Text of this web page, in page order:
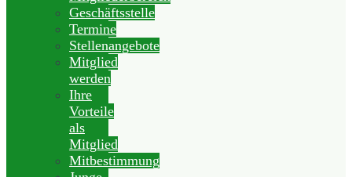
Geschäftsstelle
Termine
Stellenangebote
Mitglied
werden
Ihre
Vorteile
als
Mitglied
Mitbestimmung